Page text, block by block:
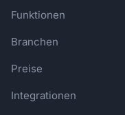
Funktionen
Branchen
Preise
Integrationen